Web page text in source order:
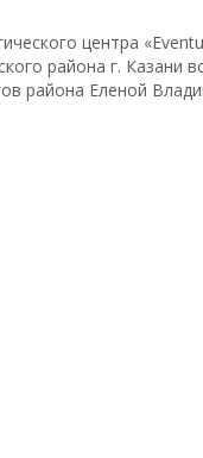
центра
района г. Казани
района Еленой